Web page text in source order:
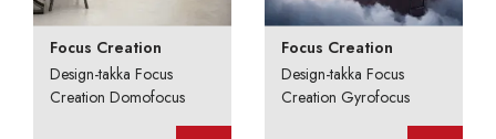
Focus Creation
Design-takka Focus
Creation Domofocus
Focus Creation
Design-takka Focus
Creation Gyrofocus